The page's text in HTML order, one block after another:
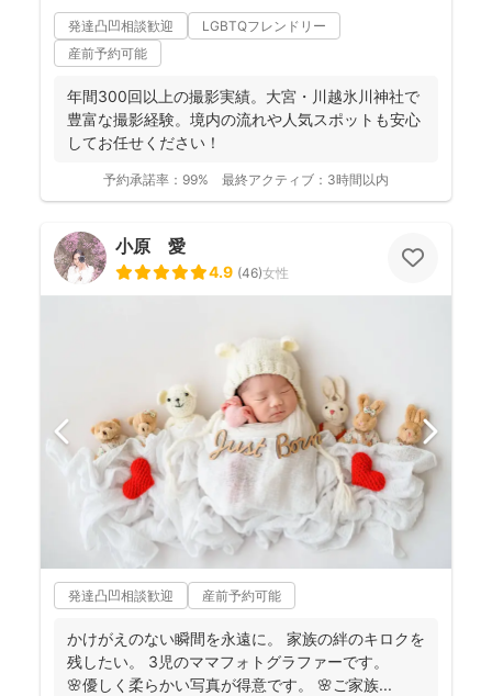
発達凸凹相談歓迎
LGBTQフレンドリー
産前予約可能
年間300回以上の撮影実績。大宮・川越氷川神社で
豊富な撮影経験。境内の流れや人気スポットも安心
してお任せください！
予約承諾率： 99% 最終アクティブ： 3時間以内
小原 愛
4.9 (46)女性
発達凸凹相談歓迎 産前予約可能
かけがえのない瞬間を永遠に。 家族の絆のキロクを
残したい。 3児のママフォトグラファーです。
🌸優しく柔らかい写真が得意です。 🌸ご家族...